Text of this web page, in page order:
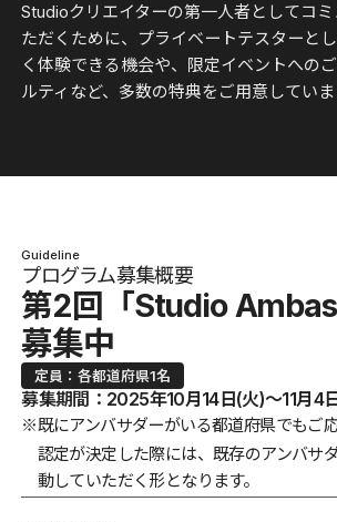
Studioクリエイターの第一人者としてコ
ただくために、プライベートテスターと
く体験できる機会や、限定イベントへの
ルティなど、多数の特典をご用意していま
Guideline
プログラム募集概要
第2回「Studio
募集中
定員：各都道府県1名
募集期間：2025年10月14日(火)〜11月4
※既にアンバサダーがいる都道府県でもご
認定が決定した際には、既存のアンバサ
動していただく形となります。